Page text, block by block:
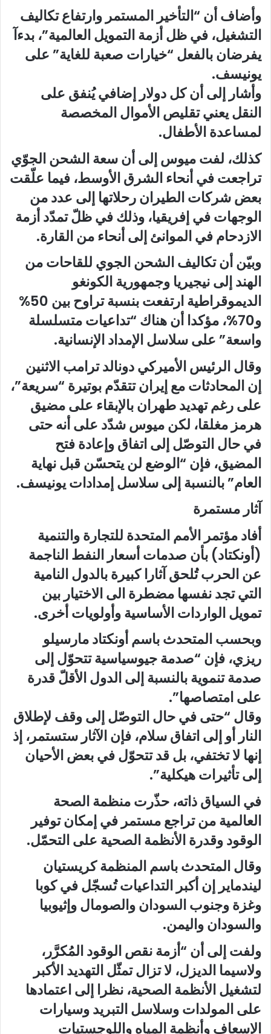
وأضاف أن “التأخير المستمر وارتفاع تكاليف
التشغيل، في ظل أزمة التمويل العالمية”، بدءآ
يفرضان بالفعل “خيارات صعبة للغاية” على
يونيسف.
وأشار إلى أن كل دولار إضافي يُنفق على
النقل يعني تقليص الأموال المخصصة
لمساعدة الأطفال.
كذلك، لفت ميوس إلى أن سعة الشحن الجوّي
تراجعت في أنحاء الشرق الأوسط، فيما علّقت
بعض شركات الطيران رحلاتها إلى عدد من
الوجهات في إفريقيا، وذلك في ظلّ تمدّد أزمة
الازدحام في الموانئ إلى أنحاء من القارة.
وبيّن أن تكاليف الشحن الجوي للقاحات من
الهند إلى نيجيريا وجمهورية الكونغو
الديموقراطية ارتفعت بنسبة تراوح بين 50%
و70%، مؤكدا أن هناك “تداعيات متسلسلة
واسعة” على سلاسل الإمداد الإنسانية.
وقال الرئيس الأميركي دونالد ترامب الاثنين
إن المحادثات مع إيران تتقدّم بوتيرة “سريعة”،
على رغم تهديد طهران بالإبقاء على مضيق
هرمز مغلقا، لكن ميوس شدّد على أنه حتى
في حال التوصّل إلى اتفاق وإعادة فتح
المضيق، فإن “الوضع لن يتحسّن قبل نهاية
العام” بالنسبة إلى سلاسل إمدادات يونيسف.
آثار مستمرة
أفاد مؤتمر الأمم المتحدة للتجارة والتنمية
(أونكتاد) بأن صدمات أسعار النفط الناجمة
عن الحرب تُلحق آثارا كبيرة بالدول النامية
التي تجد نفسها مضطرة الى الاختيار بين
تمويل الواردات الأساسية وأولويات أخرى.
وبحسب المتحدث باسم أونكتاد مارسيلو
ريزي، فإن “صدمة جيوسياسية تتحوّل إلى
صدمة تنموية بالنسبة إلى الدول الأقلّ قدرة
على امتصاصها”.
وقال “حتى في حال التوصّل إلى وقف لإطلاق
النار أو إلى اتفاق سلام، فإن الآثار ستستمر، إذ
إنها لا تختفي، بل قد تتحوّل في بعض الأحيان
إلى تأثيرات هيكلية”.
في السياق ذاته، حذّرت منظمة الصحة
العالمية من تراجع مستمر في إمكان توفير
الوقود وقدرة الأنظمة الصحية على التحمّل.
وقال المتحدث باسم المنظمة كريستيان
ليندماير إن أكبر التداعيات تُسجّل في كوبا
وغزة وجنوب السودان والصومال وإثيوبيا
والسودان واليمن.
ولفت إلى أن “أزمة نقص الوقود المُكرَّر،
ولاسيما الديزل، لا تزال تمثّل التهديد الأكبر
لتشغيل الأنظمة الصحية، نظرا إلى اعتمادها
على المولدات وسلاسل التبريد وسيارات
الإسعاف وأنظمة المياه واللوجستيات